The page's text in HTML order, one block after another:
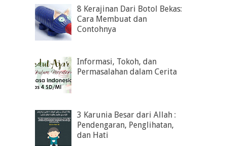
8 Kerajinan Dari Botol Bekas:
Cara Membuat dan
Contohnya
Informasi, Tokoh, dan
Permasalahan dalam Cerita
3 Karunia Besar dari Allah :
Pendengaran, Penglihatan,
dan Hati